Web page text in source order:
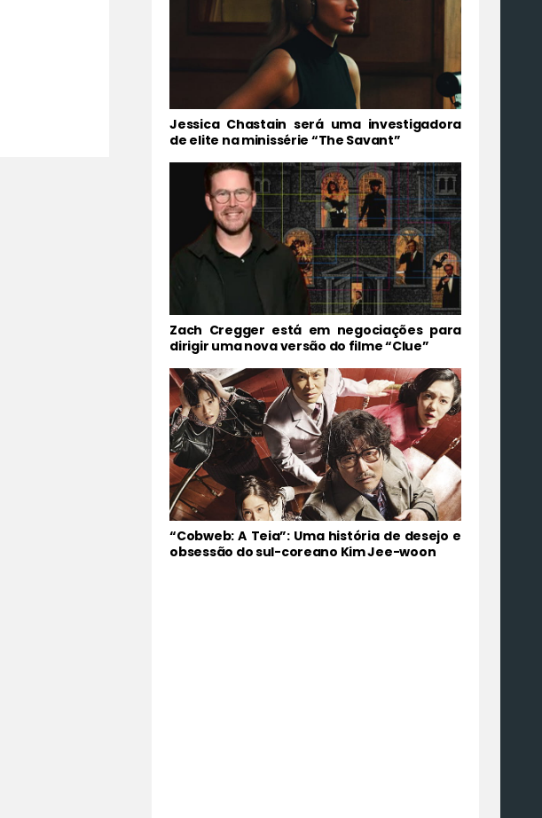
Jessica Chastain será uma investigadora
de elite na minissérie “The Savant”
Zach Cregger está em negociações para
dirigir uma nova versão do filme “Clue”
“Cobweb: A Teia”: Uma história de desejo e
obsessão do sul-coreano Kim Jee-woon